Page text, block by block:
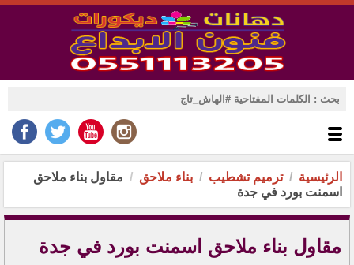
الرئيسية ترميم تشطيب بناء ملاحق
مقاول بناء ملاحق
اسمنت بورد في جدة
مقاول بناء ملاحق اسمنت بورد في جدة